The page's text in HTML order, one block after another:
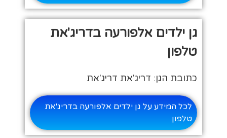
גן ילדים אלפורעה בדריג'את
טלפון
כתובת הגן: דריג'את דריג'את
לכל המידע על גן ילדים אלפורעה בדריג'את
טלפון